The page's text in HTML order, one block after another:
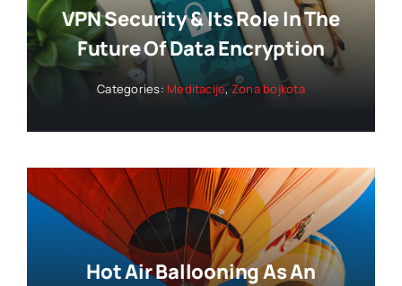
VPN Security & Its Role In The
Future Of Data Encryption
Categories: Meditacije, Zona bojkota
Hot Air Ballooning As An